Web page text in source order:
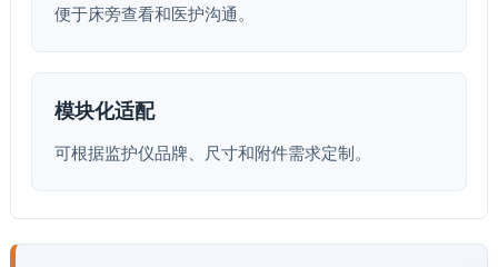
便于床旁查看和医护沟通。
模块化适配
可根据监护仪品牌、尺寸和附件需求定制。